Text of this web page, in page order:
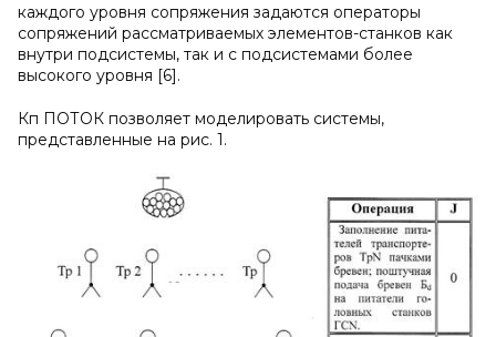
каждого уровня сопряжения задаются операторы
сопряжений рассматриваемых элементов-станков как
внутри подсистемы, так и с подсистемами более
высокого уровня [6].
Кп ПОТОК позволяет моделировать системы,
представленные на рис. 1.